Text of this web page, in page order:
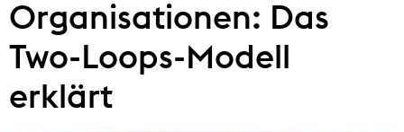
Organisationen: Das
Two-Loops-Modell
erklärt